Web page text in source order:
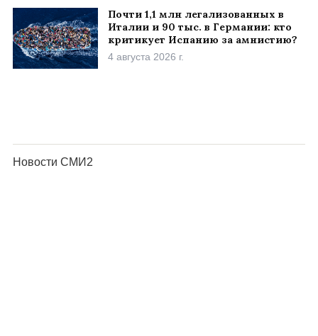
Почти 1,1 млн легализованных в
Италии и 90 тыс. в Германии: кто
критикует Испанию за амнистию?
4 августа 2026 г.